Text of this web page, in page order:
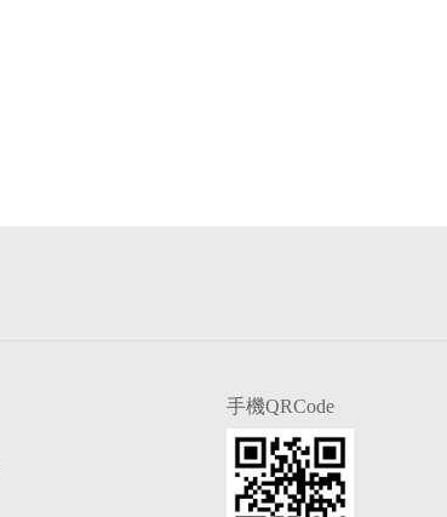
手機QRCode